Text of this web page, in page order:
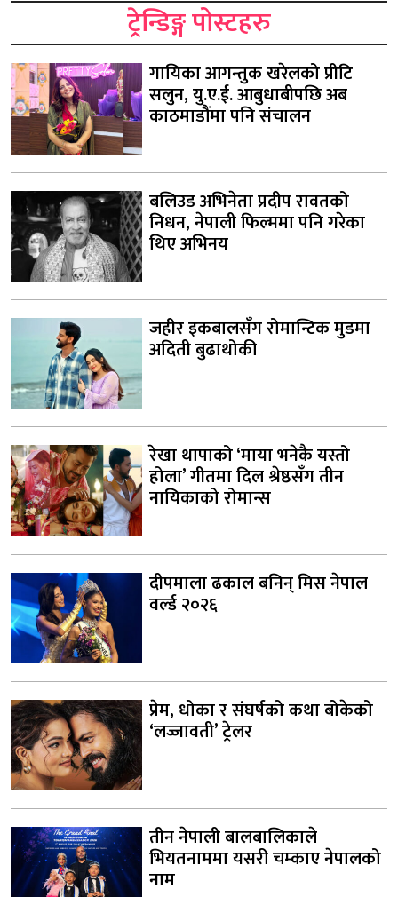
ट्रेन्डिङ्ग पोस्टहरु
गायिका आगन्तुक खरेलको प्रीटि
सलुन, यु.ए.ई. आबुधाबीपछि अब
काठमाडौंमा पनि संचालन
बलिउड अभिनेता प्रदीप रावतको
निधन, नेपाली फिल्ममा पनि गरेका
थिए अभिनय
जहीर इकबालसँग रोमान्टिक मुडमा
अदिती बुढाथोकी
रेखा थापाको ‘माया भनेकै यस्तो
होला’ गीतमा दिल श्रेष्ठसँग तीन
नायिकाको रोमान्स
दीपमाला ढकाल बनिन् मिस नेपाल
वर्ल्ड २०२६
प्रेम, धोका र संघर्षको कथा बोकेको
‘लज्जावती’ ट्रेलर
तीन नेपाली बालबालिकाले
भियतनाममा यसरी चम्काए नेपालको
नाम